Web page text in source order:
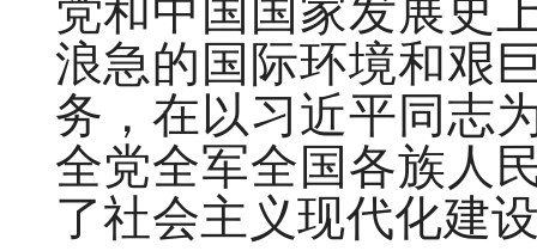
浪急的国际环境和艰
务，在以习近平同志
全党全军全国各族人
了社会主义现代化建